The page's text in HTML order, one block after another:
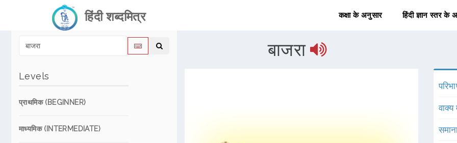
हिंदी शब्दमित्र कक्षा के अनुसार हिंदी ज्ञान स्तर के
Levels
प्राथमिक (BEGINNER)
माध्यमिक (INTERMEDIATE)
बाजरा